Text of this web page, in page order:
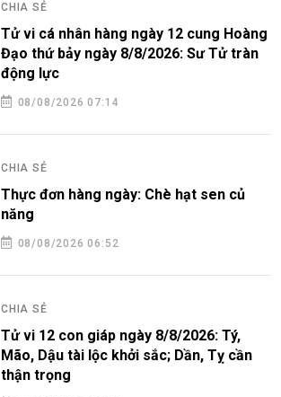
CHIA SẺ
Tử vi cá nhân hàng ngày 12 cung Hoàng
Đạo thứ bảy ngày 8/8/2026: Sư Tử tràn
động lực
08/08/2026 07:14
CHIA SẺ
Thực đơn hàng ngày: Chè hạt sen củ
năng
08/08/2026 06:52
CHIA SẺ
Tử vi 12 con giáp ngày 8/8/2026: Tý,
Mão, Dậu tài lộc khởi sắc; Dần, Tỵ cần
thận trọng